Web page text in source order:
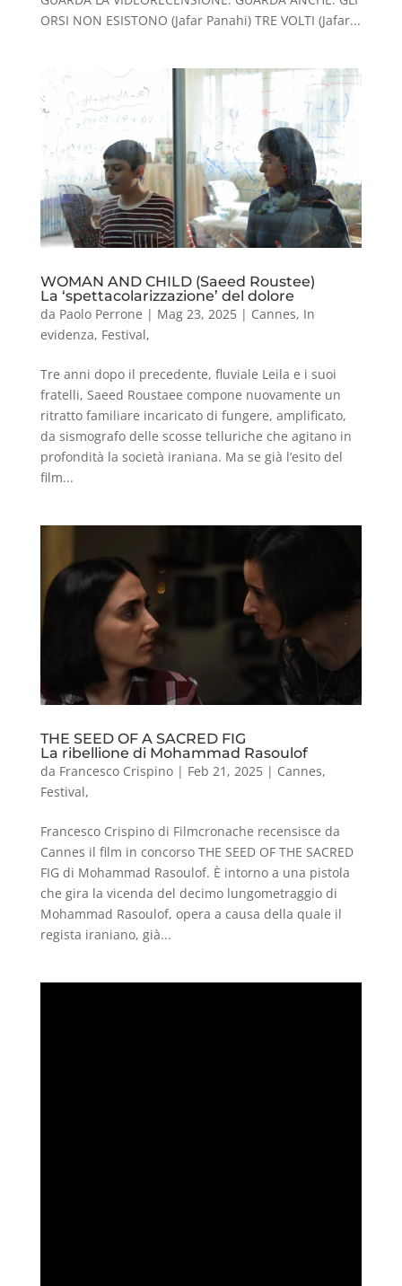
ORSI NON ESISTONO (Jafar Panahi) TRE VOLTI (Jafar...
WOMAN AND CHILD (Saeed Roustee)
La ‘spettacolarizzazione’ del dolore
da Paolo Perrone | Mag 23, 2025| Cannes, In
evidenza, Festival,
Tre anni dopo il precedente, fluviale Leila e i suoi
fratelli, Saeed Roustaee compone nuovamente un
ritratto familiare incaricato di fungere, amplificato,
da sismografo delle scosse telluriche che agitano in
profondità la società iraniana. Ma se già l’esito del
film...
THE SEED OF A SACRED FIG
La ribellione di Mohammad Rasoulof
da Francesco Crispino| Feb 21, 2025| Cannes,
Festival,
Francesco Crispino di Filmcronache recensisce da
Cannes il film in concorso THE SEED OF THE SACRED
FIG di Mohammad Rasoulof. È intorno a una pistola
che gira la vicenda del decimo lungometraggio di
Mohammad Rasoulof, opera a causa della quale il
regista iraniano, già...